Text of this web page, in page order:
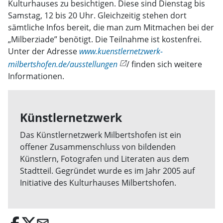
Kulturhauses zu besichtigen. Diese sind Dienstag bis
Samstag, 12 bis 20 Uhr. Gleichzeitig stehen dort
sämtliche Infos bereit, die man zum Mitmachen bei der
„Milberziade” benötigt. Die Teilnahme ist kostenfrei.
Unter der Adresse www.kuenstlernetzwerk-
milbertshofen.de/ausstellungen
/ finden sich weitere
Informationen.
Künstlernetzwerk
Das Künstlernetzwerk Milbertshofen ist ein
offener Zusammenschluss von bildenden
Künstlern, Fotografen und Literaten aus dem
Stadtteil. Gegründet wurde es im Jahr 2005 auf
Initiative des Kulturhauses Milbertshofen.